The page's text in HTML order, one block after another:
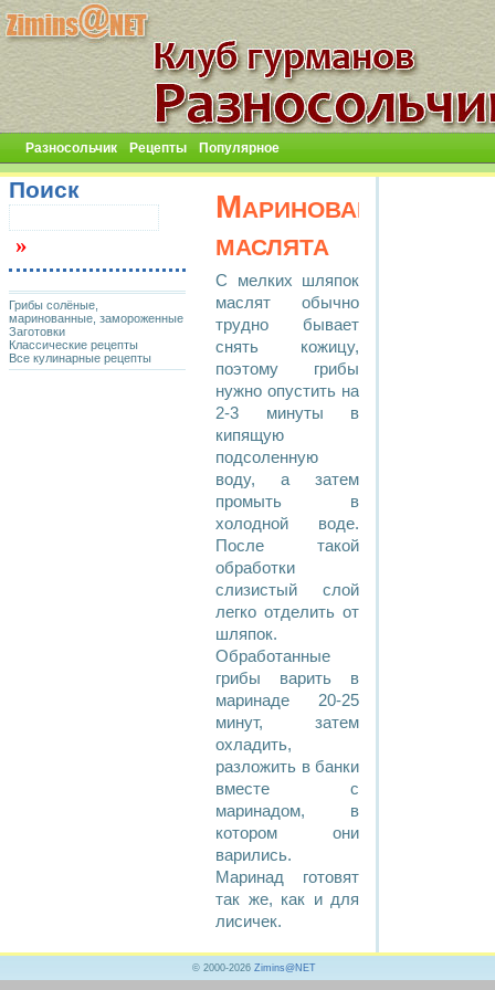
Разносольчик Рецепты Популярное
Маринованные
маслята
С мелких шляпок
маслят обычно
трудно бывает
снять кожицу,
поэтому грибы
нужно опустить на
2-3 минуты в
кипящую
подсоленную
воду, а затем
промыть в
холодной воде.
После такой
обработки
слизистый слой
легко отделить от
шляпок.
Обработанные
грибы варить в
маринаде 20-25
минут, затем
охладить,
разложить в банки
вместе с
маринадом, в
котором они
варились.
Маринад готовят
так же, как и для
лисичек.
Поиск
Грибы солёные,
маринованные, замороженные
Заготовки
Классические рецепты
Все кулинарные рецепты
© 2000-2026 Zimins@NET